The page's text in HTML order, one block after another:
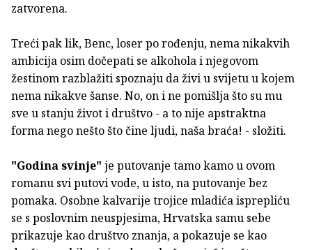
zatvorena.
Treći pak lik, Benc, loser po rođenju, nema nikakvih
ambicija osim dočepati se alkohola i njegovom
žestinom razblažiti spoznaju da živi u svijetu u kojem
nema nikakve šanse. No, on i ne pomišlja što su mu
sve u stanju život i društvo - a to nije apstraktna
forma nego nešto što čine ljudi, naša braća! - složiti.
"Godina svinje" je putovanje tamo kamo u ovom
romanu svi putovi vode, u isto, na putovanje bez
pomaka. Osobne kalvarije trojice mladića isprepliću
se s poslovnim neuspjesima, Hrvatska samu sebe
prikazuje kao društvo znanja, a pokazuje se kao